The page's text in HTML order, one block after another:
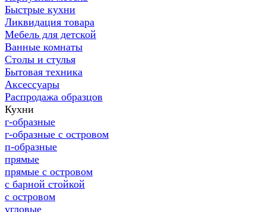
Быстрые кухни
Ликвидация товара
Мебель для детской
Ванные комнаты
Столы и стулья
Бытовая техника
Аксессуары
Распродажа образцов
Кухни
г-образные
г-образные с островом
п-образные
прямые
прямые с островом
с барной стойкой
с островом
угловые